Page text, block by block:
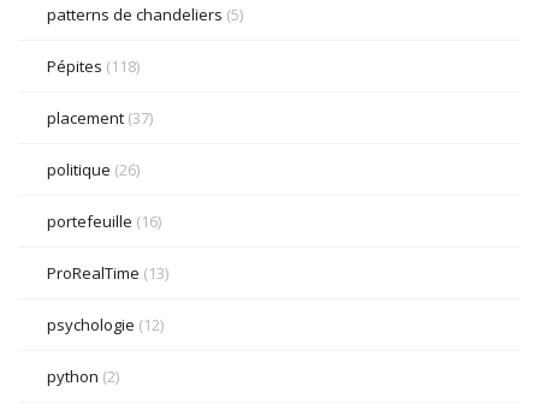
patterns de chandeliers (5)
Pépites (118)
placement (37)
politique (26)
portefeuille (16)
ProRealTime (13)
psychologie (12)
python (2)